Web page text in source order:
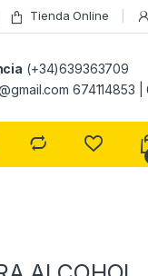
Tienda Online
(+34)639363709
674114853